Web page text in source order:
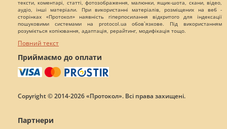
тексти, коментарі, статті, фотозображення, малюнки, ящик-шота, скани, відео,
аудіо, інші матеріали. При використанні матеріалів, розміщених на веб -
сторінках «Протокол» наявність гіперпосилання відкритого для індексації
пошуковими системами на protocol.ua обов`язкове. Під використанням
розуміється копіювання, адаптація, рерайтинг, модифікація тощо.
Повний текст
Приймаємо до оплати
Copyright © 2014-2026 «Протокол». Всі права захищені.
Партнери